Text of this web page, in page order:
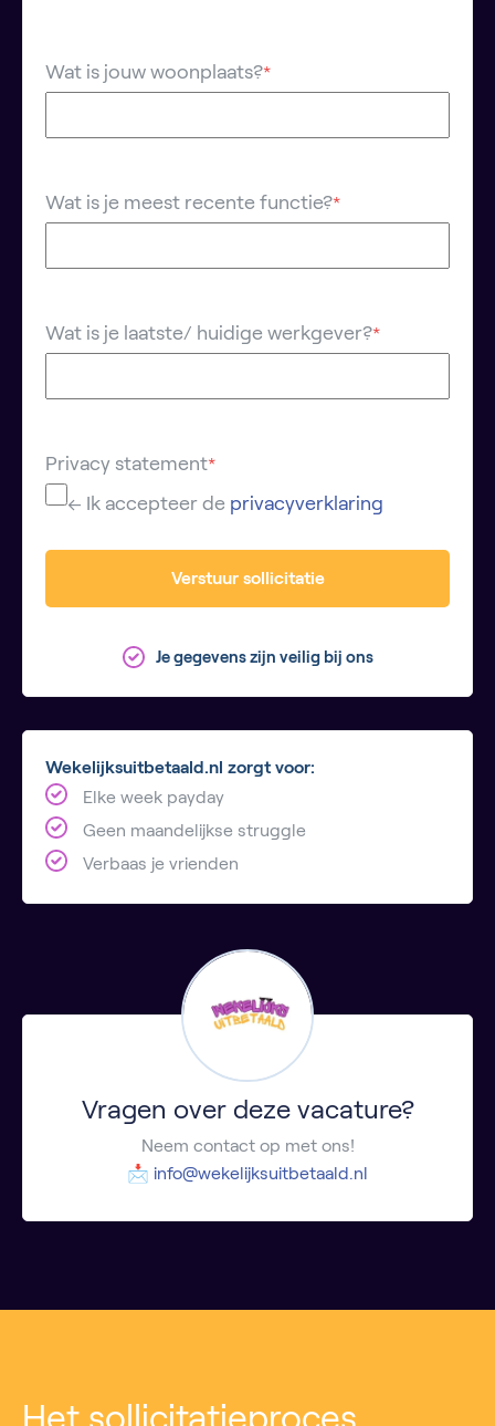
Wat is jouw woonplaats?*
Wat is je meest recente functie?*
Wat is je laatste/ huidige werkgever?*
Privacy statement*
← Ik accepteer de privacyverklaring
Verstuur sollicitatie
Je gegevens zijn veilig bij ons
Wekelijksuitbetaald.nl zorgt voor:
Elke week payday
Geen maandelijkse struggle
Verbaas je vrienden
Vragen over deze vacature?
Neem contact op met ons!
📩 info@wekelijksuitbetaald.nl